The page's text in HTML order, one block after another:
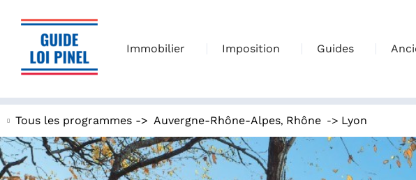
Immobilier Imposition Guides
Tous les programmes -> Auvergne-Rhône-Alpes, Rhône -> Lyon